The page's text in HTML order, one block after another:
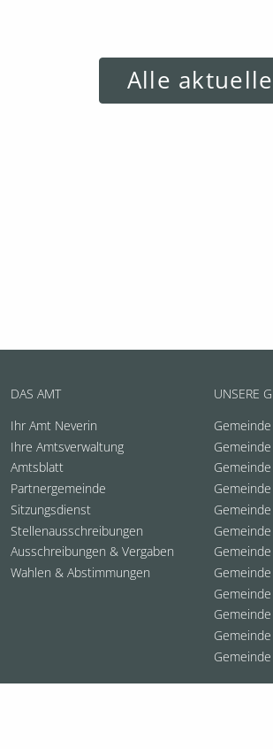
Alle
DAS AMT
Ihr Amt Neverin
Ihre Amtsverwaltung
Amtsblatt
Partnergemeinde
Sitzungsdienst
Stellenausschreibungen
Ausschreibungen & Vergaben
Wahlen & Abstimmungen
UNSERE
Gemeinde